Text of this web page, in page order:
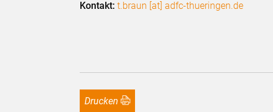
Kontakt:t.braun [at] adfc-thueringen.de
Drucken